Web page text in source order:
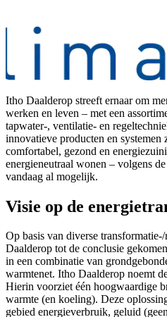
Itho Daalderop streeft ernaar om
werken en leven – met een
tapwater-, ventilatie- en
innovatieve producten en systemen
comfortabel, gezond en
energieneutraal wonen – volgens
vandaag al mogelijk.
Visie op de
Op basis van diverse
Daalderop tot de conclusie
in een combinatie van
warmtenet. Itho Daalderop noemt
Hierin voorziet één hoogwaardige
warmte (en koeling). Deze
gebied energieverbruik, geluid